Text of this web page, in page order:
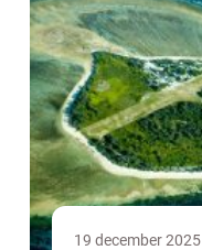
19 december 2025